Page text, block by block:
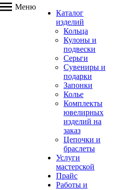
Меню
Каталог
изделий
Кольца
Кулоны и
подвески
Серьги
Сувениры и
подарки
Запонки
Колье
Комплекты
ювелирных
изделий на
заказ
Цепочки и
браслеты
Услуги
мастерской
Прайс
Работы и